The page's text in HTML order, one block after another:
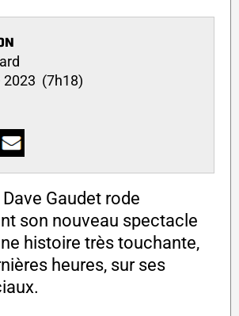
2023 (7h18)
Gaudet rode
son nouveau spectacle
histoire très touchante,
heures, sur ses